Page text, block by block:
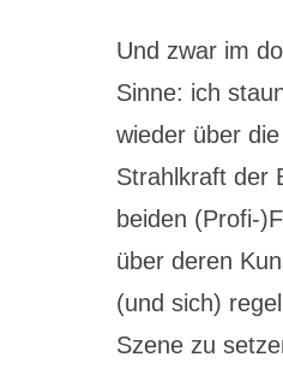
Und zwar im
Sinne: ich
wieder über
Strahlkraft der
beiden (Profi-
über deren
(und sich)
Szene zu